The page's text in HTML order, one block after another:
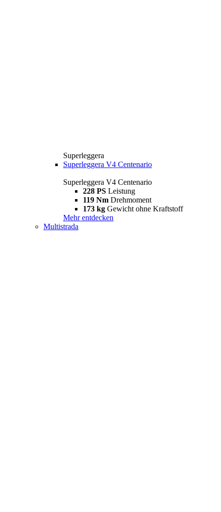
Superleggera
Superleggera V4 Centenario
Superleggera V4 Centenario
228 PS Leistung
119 Nm Drehmoment
173 kg Gewicht ohne Kraftstoff
Mehr entdecken
Multistrada